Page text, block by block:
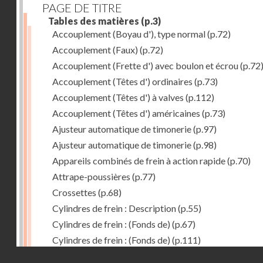
PAGE DE TITRE
Tables des matières (p.3)
Accouplement (Boyau d'), type normal(p.72)
Accouplement (Faux) (p.72)
Accouplement (Frette d') avec boulon et écrou(p.72)
Accouplement (Têtes d') ordinaires (p.73)
Accouplement (Têtes d') à valves (p.112)
Accouplement (Têtes d') américaines (p.73)
Ajusteur automatique de timonerie(p.97)
Ajusteur automatique de timonerie(p.98)
Appareils combinés de frein à action rapide(p.70)
Attrape-poussières (p.77)
Crossettes (p.68)
Cylindres de frein : Description(p.55)
Cylindres de frein : (Fonds de) (p.67)
Cylindres de frein : (Fonds de) (p.111)